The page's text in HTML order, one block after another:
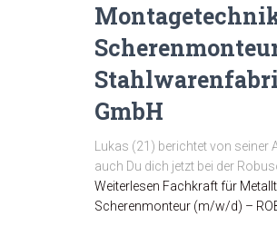
GmbH
Lukas (21) berichtet von
auch Du dich jetzt bei der
Weiterlesen Fachkraft für
Scherenmonteur (m/w/d) –